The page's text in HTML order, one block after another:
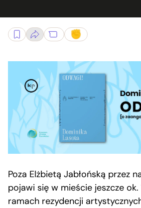
Poza Elżbietą Jabłońską przez
pojawi się w mieście jeszcze
ramach rezydencji